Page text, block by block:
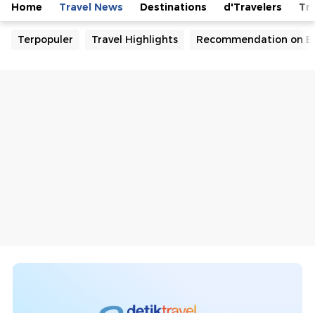
Home Travel News Destinations d'Travelers
Terpopuler Travel Highlights Recommendation on